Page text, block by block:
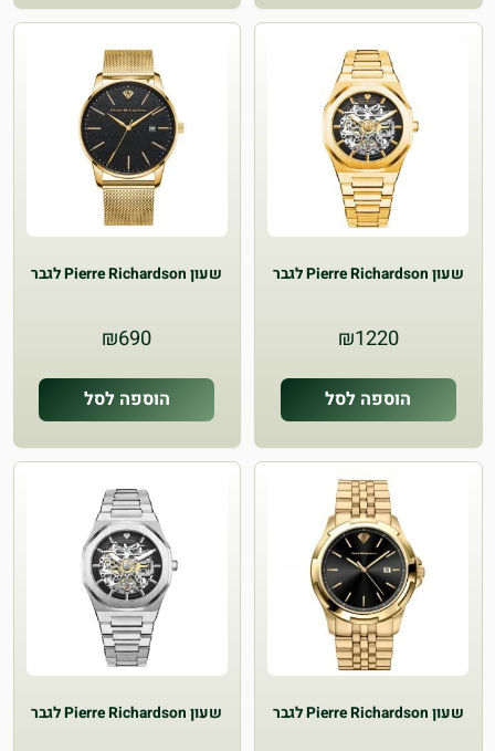
שעון Pierre Richardson לגבר
₪1220
הוספה לסל
שעון Pierre Richardson לגבר
₪690
הוספה לסל
שעון Pierre Richardson לגבר שעון Pierre Richardson לגבר